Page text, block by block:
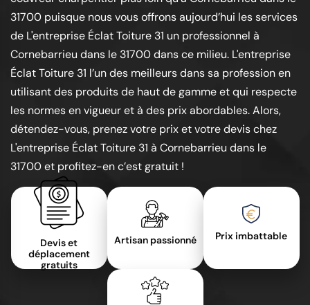
31700 puisque nous vous offrons aujourd’hui les services
de L'entreprise Éclat Toiture 31 un professionnel à
Cornebarrieu dans le 31700 dans ce milieu. L'entreprise
Éclat Toiture 31 l’un des meilleurs dans sa profession en
utilisant des produits de haut de gamme et qui respecte
les normes en vigueur et à des prix abordables. Alors,
détendez-vous, prenez votre prix et votre devis chez
L'entreprise Éclat Toiture 31 à Cornebarrieu dans le
31700 et profitez-en c’est gratuit !
Devis et
déplacement
gratuits
Artisan passionné Prix imbattable